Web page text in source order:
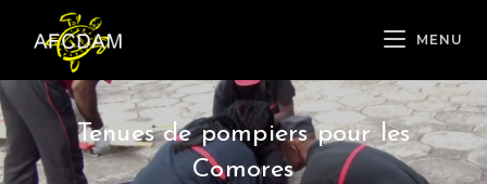
MENU
Tenues de pompiers pour les
Comores